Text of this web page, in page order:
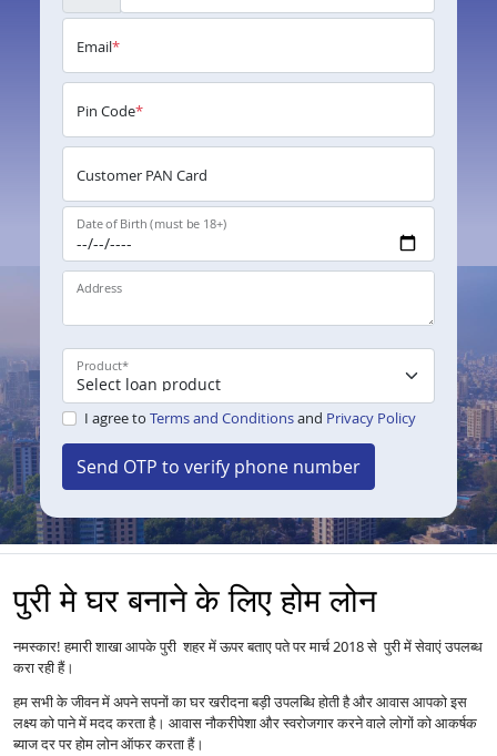
Email*
Pin Code*
Customer PAN Card
Date of Birth (must be 18+)
Address
Product*
I agree to Terms and Conditionsand Privacy Policy
Send OTP to verify phone number
पुरी मे घर बनाने के लिए होम लोन
नमस्कार! हमारी शाखा आपके पुरी शहर में ऊपर बताए पते पर मार्च 2018 से पुरी में सेवाएं उपलब्ध
करा रही हैं।
हम सभी के जीवन में अपने सपनों का घर खरीदना बड़ी उपलब्धि होती है और आवास आपको इस
लक्ष्य को पाने में मदद करता है। आवास नौकरीपेशा और स्वरोजगार करने वाले लोगों को आकर्षक
ब्याज दर पर होम लोन ऑफर करता हैं।